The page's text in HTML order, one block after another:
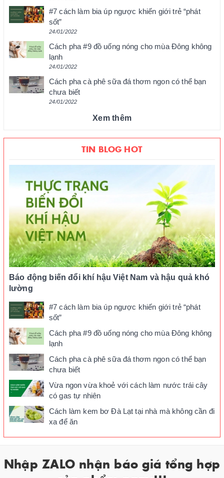
#7 cách làm bia úp ngược khiến giới trẻ “phát
sốt”
24/01/2022
Cách pha #9 đồ uống nóng cho mùa Đông không
lạnh
24/01/2022
Cách pha cà phê sữa đá thơm ngon có thể bạn
chưa biết
24/01/2022
Xem thêm
TIN BLOG HOT
Báo động biến đổi khí hậu Việt Nam và hậu quả khó
lường
#7 cách làm bia úp ngược khiến giới trẻ “phát
sốt”
Cách pha #9 đồ uống nóng cho mùa Đông không
lạnh
Cách pha cà phê sữa đá thơm ngon có thể bạn
chưa biết
Vừa ngon vừa khoẻ với cách làm nước trái cây
có gas tự nhiên
Cách làm kem bơ Đà Lạt tại nhà mà không cần đi
xa để ăn
Nhập ZALO nhận báo giá tổng hợp